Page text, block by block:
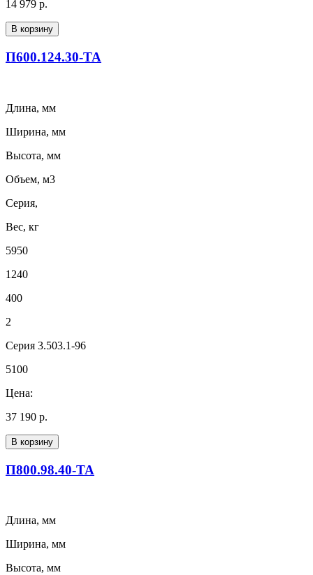
14 979 р.
В корзину
П600.124.30-ТА
Длина, мм
Ширина, мм
Высота, мм
Объем, м3
Серия,
Вес, кг
5950
1240
400
2
Серия 3.503.1-96
5100
Цена:
37 190 р.
В корзину
П800.98.40-ТА
Длина, мм
Ширина, мм
Высота, мм